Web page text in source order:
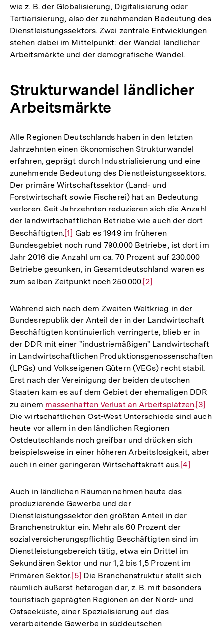
wie z. B. der Globalisierung, Digitalisierung oder
Tertiarisierung, also der zunehmenden Bedeutung des
Dienstleistungssektors. Zwei zentrale Entwicklungen
stehen dabei im Mittelpunkt: der Wandel ländlicher
Arbeitsmärkte und der demografische Wandel.
Strukturwandel ländlicher
Arbeitsmärkte
Alle Regionen Deutschlands haben in den letzten
Jahrzehnten einen ökonomischen Strukturwandel
erfahren, geprägt durch Industrialisierung und eine
zunehmende Bedeutung des Dienstleistungssektors.
Der primäre Wirtschaftssektor (Land- und
Forstwirtschaft sowie Fischerei) hat an Bedeutung
verloren. Seit Jahrzehnten reduzieren sich die Anzahl
der landwirtschaftlichen Betriebe wie auch der dort
Beschäftigten.Zur
Auflösung
der
Fußnote
[1] Gab es 1949 im früheren
Bundesgebiet noch rund 790.000 Betriebe, ist dort im
Jahr 2016 die Anzahl um ca. 70 Prozent auf 230.000
Betriebe gesunken, in Gesamtdeutschland waren es
zum selben Zeitpunkt noch 250.000.Zur
der
Fußnote
[2]
Während sich nach dem Zweiten Weltkrieg in der
Bundesrepublik der Anteil der in der Landwirtschaft
Beschäftigten kontinuierlich verringerte, blieb er in
der DDR mit einer "industriemäßigen" Landwirtschaft
in Landwirtschaftlichen Produktionsgenossenschaften
(LPGs) und Volkseigenen Gütern (VEGs) recht stabil.
Erst nach der Vereinigung der beiden deutschen
Staaten kam es auf dem Gebiet der ehemaligen DDR
zu einem Interner
Link:
massenhaften Verlust an Arbeitsplätzen.Zur
[3]
Die wirtschaftlichen Ost-West Unterschiede sind auch
heute vor allem in den ländlichen Regionen
Ostdeutschlands noch greifbar und drücken sich
beispielsweise in einer höheren Arbeitslosigkeit, aber
auch in einer geringeren Wirtschaftskraft aus.Zur
der
[4]
Auch in ländlichen Räumen nehmen heute das
produzierende Gewerbe und der
Dienstleistungssektor den größten Anteil in der
Branchenstruktur ein. Mehr als 60 Prozent der
sozialversicherungspflichtig Beschäftigten sind im
Dienstleistungsbereich tätig, etwa ein Drittel im
Sekundären Sektor und nur 1,2 bis 1,5 Prozent im
Primären Sektor.Zur
Auflösung
der
Fußnote
[5] Die Branchenstruktur stellt sich
räumlich äußerst heterogen dar, z. B. mit besonders
touristisch geprägten Regionen an der Nord- und
Ostseeküste, einer Spezialisierung auf das
verarbeitende Gewerbe in süddeutschen